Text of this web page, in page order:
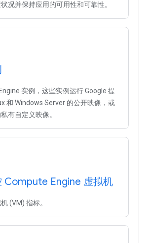
况并保持应用的可用性和可靠性。
实例，这些实例运行 Google 提
和 Windows Server 的公开映像，或
有自定义映像。
Compute Engine 虚拟机
(VM) 指标。